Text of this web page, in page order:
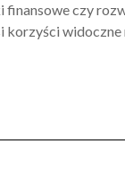
finansowe czy
korzyści widoczne